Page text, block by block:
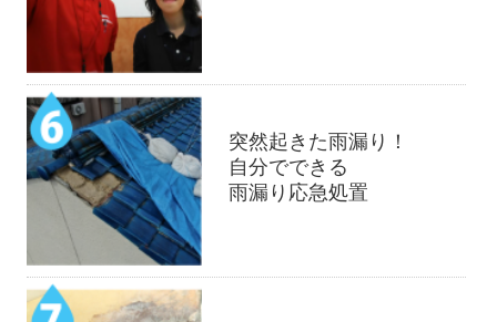
突然起きた雨漏り！
自分でできる
雨漏り応急処置